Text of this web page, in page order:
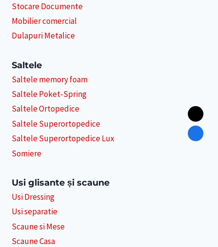
Stocare Documente
Mobilier comercial
Dulapuri Metalice
Saltele
Saltele memory foam
Saltele Poket-Spring
Saltele Ortopedice
Saltele Superortopedice
Saltele Superortopedice Lux
Somiere
Usi glisante și scaune
Usi Dressing
Usi separatie
Scaune si Mese
Scaune Casa